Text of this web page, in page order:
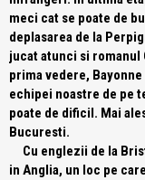
meci cat se poate de
deplasarea de la
jucat atunci si romanul
prima vedere,
echipei noastre de pe
poate de dificil. Mai
Bucuresti.
Cu englezii de la
in Anglia, un loc pe